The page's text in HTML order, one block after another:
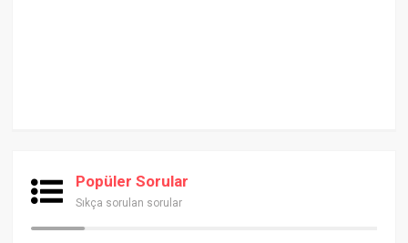
Popüler Sorular
Sıkça sorulan sorular